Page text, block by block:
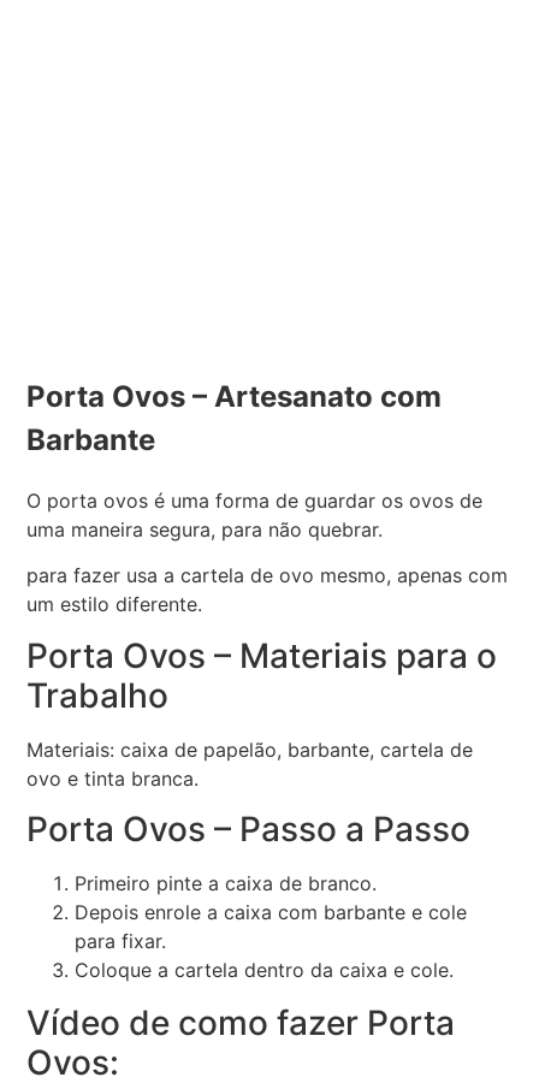
Porta Ovos – Artesanato com
Barbante
O porta ovos é uma forma de guardar os ovos de
uma maneira segura, para não quebrar.
para fazer usa a cartela de ovo mesmo, apenas com
um estilo diferente.
Porta Ovos – Materiais para o
Trabalho
Materiais: caixa de papelão, barbante, cartela de
ovo e tinta branca.
Porta Ovos – Passo a Passo
Primeiro pinte a caixa de branco.
Depois enrole a caixa com barbante e cole
para fixar.
Coloque a cartela dentro da caixa e cole.
Vídeo de como fazer Porta
Ovos: